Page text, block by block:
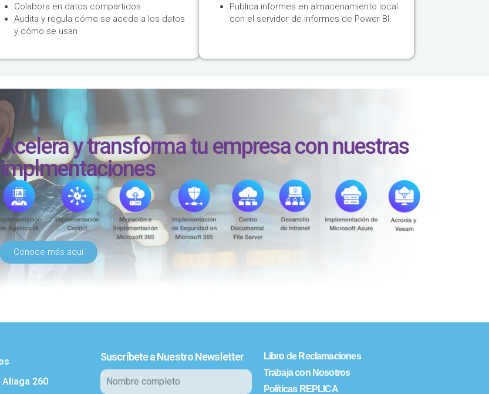
Colabora en datos compartidos​
Audita y regula cómo se acede a los datos
y cómo se usan
Publica informes en almacenamiento local
con el servidor de informes de Power BI​
Acelera y transforma tu empresa con nuestras
implmentaciones
Conoce más aquí
Aliaga 260
Suscríbete a Nuestro Newsletter
Libro de Reclamaciones
Trabaja con Nosotros
Políticas REPLICA